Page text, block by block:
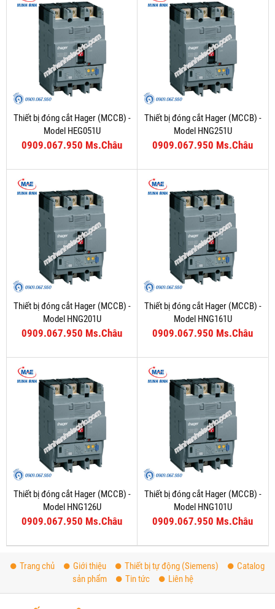
Thiết bị đóng cắt Hager (MCCB) -
Model HEG051U
0909.067.950 Ms.Châu
Thiết bị đóng cắt Hager (MCCB) -
Model HNG251U
0909.067.950 Ms.Châu
Thiết bị đóng cắt Hager (MCCB) -
Model HNG201U
0909.067.950 Ms.Châu
Thiết bị đóng cắt Hager (MCCB) -
Model HNG161U
0909.067.950 Ms.Châu
Thiết bị đóng cắt Hager (MCCB) -
Model HNG126U
0909.067.950 Ms.Châu
Thiết bị đóng cắt Hager (MCCB) -
Model HNG101U
0909.067.950 Ms.Châu
Trang chủ Giới thiệu Thiết bị tự động (Siemens)
Catalog
sản phẩm
Tin tức Liên hệ